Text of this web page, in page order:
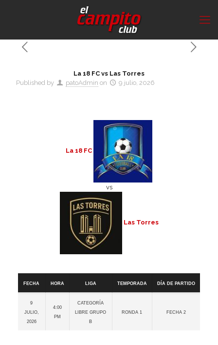
La 18 FC vs Las Torres
Published by
patoAdmin on 9 julio, 2026
La 18 FC
vs
Las Torres
Fecha
Hora Liga Temporada Día de partido
9
julio,
2026
4:00
pm
Categoría
Libre GRUPO
B
Ronda 1 Fecha 2